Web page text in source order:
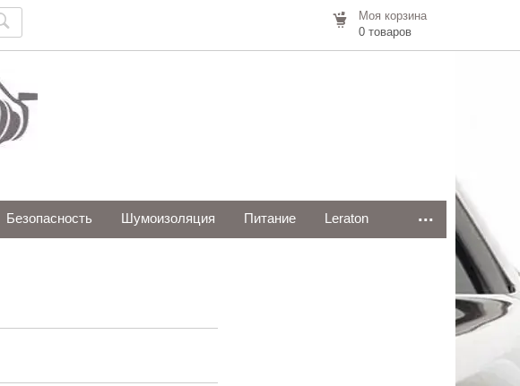
Моя корзина
0 товаров
Безопасность Шумоизоляция Питание Leraton ...